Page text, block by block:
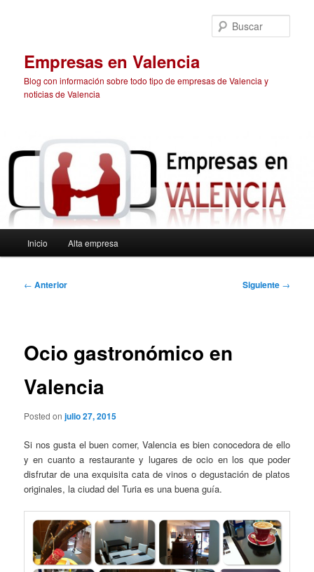
Empresas en Valencia
Blog con información sobre todo tipo de empresas de Valencia y
noticias de Valencia
principal
Inicio Alta empresa
Navegación
← Anterior Siguiente →
Ocio gastronómico en
Valencia
Posted onjulio 27, 2015
Si nos gusta el buen comer, Valencia es bien conocedora de ello
y en cuanto a restaurante y lugares de ocio en los que poder
disfrutar de una exquisita cata de vinos o degustación de platos
originales, la ciudad del Turia es una buena guía.